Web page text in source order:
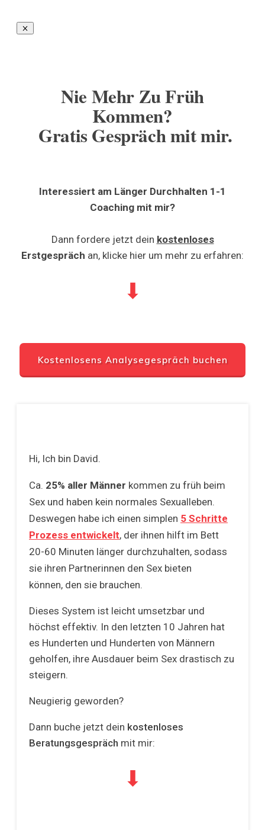
Nie Mehr Zu Früh
Kommen?
Gratis Gespräch mit mir.
Interessiert am Länger Durchhalten 1-1
Coaching mit mir?
Dann fordere jetzt dein kostenloses
Erstgespräch an, klicke hier um mehr zu erfahren:
⬇
Kostenlosens Analysegespräch buchen
Hi, Ich bin David.
Ca. 25% aller Männer kommen zu früh beim
Sex und haben kein normales Sexualleben.
Deswegen habe ich einen simplen 5 Schritte
Prozess entwickelt, der ihnen hilft im Bett
20-60 Minuten länger durchzuhalten, sodass
sie ihren Partnerinnen den Sex bieten
können, den sie brauchen.
Dieses System ist leicht umsetzbar und
höchst effektiv. In den letzten 10 Jahren hat
es Hunderten und Hunderten von Männern
geholfen, ihre Ausdauer beim Sex drastisch zu
steigern.
Neugierig geworden?
Dann buche jetzt dein kostenloses
Beratungsgespräch mit mir:
⬇